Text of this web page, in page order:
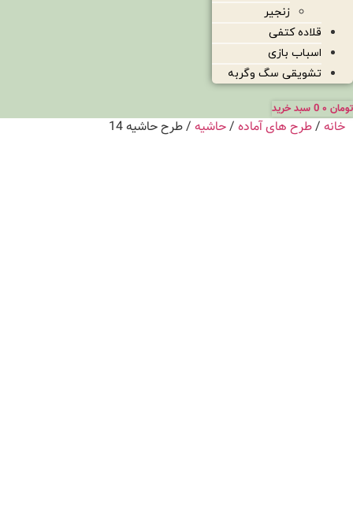
زنجیر
قلاده کتفی
اسباب بازی
تشویقی سگ وگربه
تومان 0 سبد خرید
خانه /طرح های آماده /حاشیه / طرح حاشیه 14